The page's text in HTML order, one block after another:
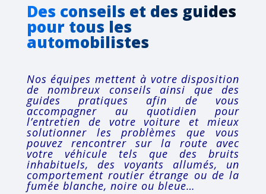
Des conseils et des guides
pour tous les
automobilistes
Nos équipes mettent à votre disposition
de nombreux conseils ainsi que des
guides pratiques afin de vous
accompagner au quotidien pour
l’entretien de votre voiture et mieux
solutionner les problèmes que vous
pouvez rencontrer sur la route avec
votre véhicule tels que des bruits
inhabituels, des voyants allumés, un
comportement routier étrange ou de la
fumée blanche, noire ou bleue…